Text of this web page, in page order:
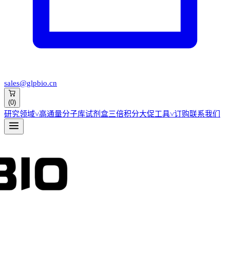
sales@glpbio.cn
(0)
研究领域˅高通量分子库试剂盒三倍积分大促工具˅订购联系我们